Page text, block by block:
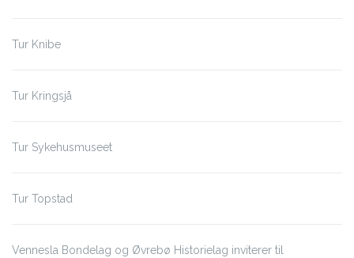
Tur Knibe
Tur Kringsjå
Tur Sykehusmuseet
Tur Topstad
Vennesla Bondelag og Øvrebø Historielag inviterer til